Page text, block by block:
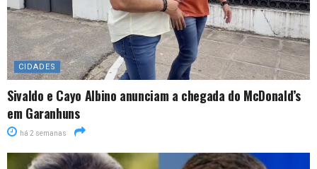
CIDADES
Sivaldo e Cayo Albino anunciam a chegada do McDonald’s
em Garanhuns
há 2 semanas